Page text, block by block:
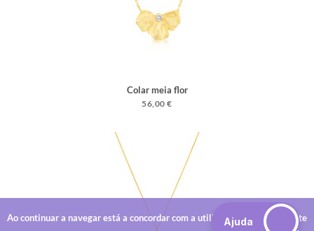
Colar meia flor
56,00 €
Ao continuar a navegar está a concordar com a utilização de cookies neste
Ajuda